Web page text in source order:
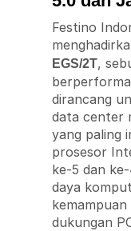
Festino
EGS/2T,
dirancang
data center
yang paling
prosesor
ke-5 dan
daya
dukungan